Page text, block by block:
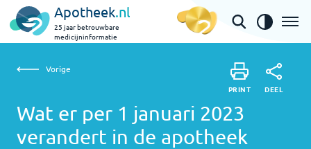
Apotheek.nl
25 jaar betrouwbare
medicijninformatie
Wat er per 1 januari 2023 verandert in de apotheek
Vorige
Wat er per 1 januari 2023
verandert in de apotheek
PRINT DEEL